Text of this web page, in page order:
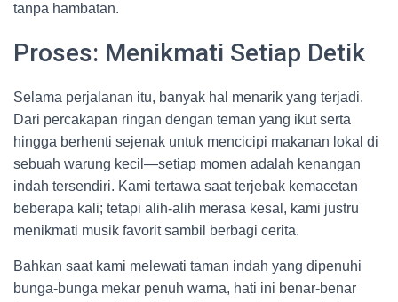
tanpa hambatan.
Proses: Menikmati Setiap Detik
Selama perjalanan itu, banyak hal menarik yang terjadi.
Dari percakapan ringan dengan teman yang ikut serta
hingga berhenti sejenak untuk mencicipi makanan lokal di
sebuah warung kecil—setiap momen adalah kenangan
indah tersendiri. Kami tertawa saat terjebak kemacetan
beberapa kali; tetapi alih-alih merasa kesal, kami justru
menikmati musik favorit sambil berbagi cerita.
Bahkan saat kami melewati taman indah yang dipenuhi
bunga-bunga mekar penuh warna, hati ini benar-benar